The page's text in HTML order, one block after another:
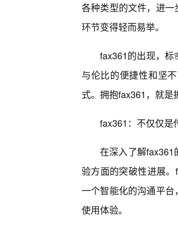
各种类型的文件，进
环节变得轻而易举。
fax361的出现，
与伦比的便捷性和坚
式。拥抱fax361，就是
fax361：不仅仅是
在深入了解
验方面的突破性进展
一个智能化的沟通平
使用体验。